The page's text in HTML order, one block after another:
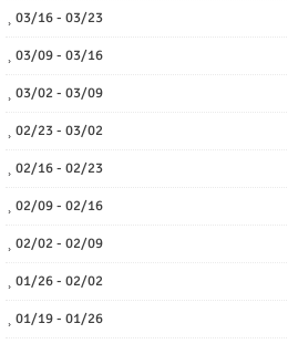
03/16 - 03/23
03/09 - 03/16
03/02 - 03/09
02/23 - 03/02
02/16 - 02/23
02/09 - 02/16
02/02 - 02/09
01/26 - 02/02
01/19 - 01/26